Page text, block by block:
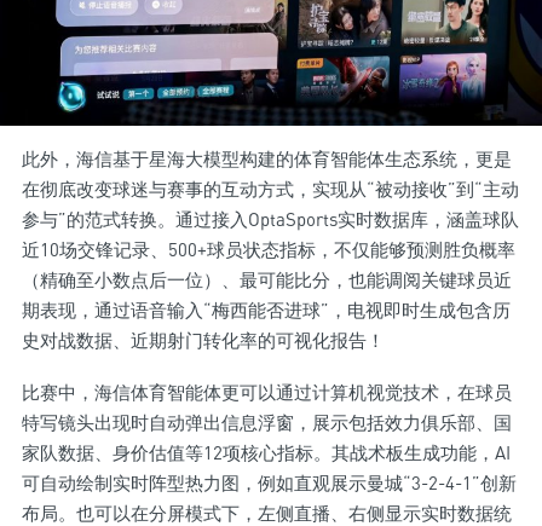
此外，海信基于星海大模型构建的体育智能体生态系统，更是
在彻底改变球迷与赛事的互动方式，实现从“被动接收”到“主动
参与”的范式转换。通过接入OptaSports实时数据库，涵盖球队
近10场交锋记录、500+球员状态指标，不仅能够预测胜负概率
（精确至小数点后一位）、最可能比分，也能调阅关键球员近
期表现，通过语音输入“梅西能否进球”，电视即时生成包含历
史对战数据、近期射门转化率的可视化报告！
比赛中，海信体育智能体更可以通过计算机视觉技术，在球员
特写镜头出现时自动弹出信息浮窗，展示包括效力俱乐部、国
家队数据、身价估值等12项核心指标。其战术板生成功能，AI
可自动绘制实时阵型热力图，例如直观展示曼城“3-2-4-1”创新
布局。也可以在分屏模式下，左侧直播、右侧显示实时数据统